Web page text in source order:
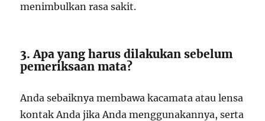
menimbulkan rasa sakit.
3. Apa yang harus dilakukan sebelum
pemeriksaan mata?
Anda sebaiknya membawa kacamata atau lensa
kontak Anda jika Anda menggunakannya, serta